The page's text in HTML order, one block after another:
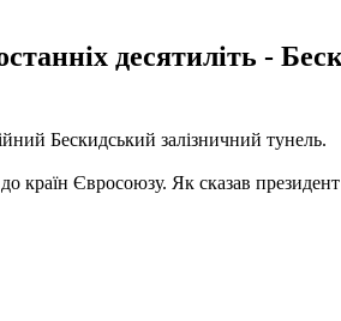
десятиліть -
Бескидський залізничний тунель.
країн Євросоюзу. Як сказав